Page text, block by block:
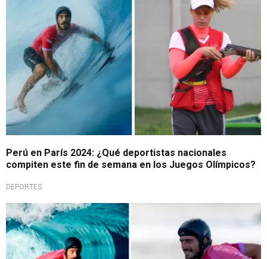
Perú en París 2024: ¿Qué deportistas nacionales
compiten este fin de semana en los Juegos Olímpicos?
DEPORTES
¡Por la medalla!